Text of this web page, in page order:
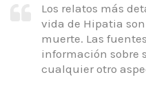
Los relatos más
vida de Hipatia
muerte. Las
información sobre
cualquier otro